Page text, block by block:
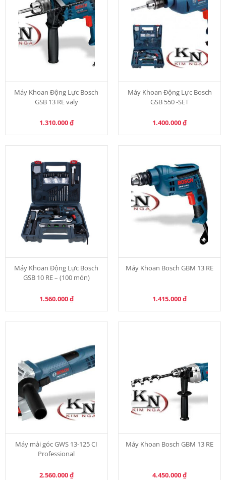
Máy Khoan Động Lực Bosch
GSB 13 RE valy
1.310.000₫
Máy Khoan Động Lực Bosch
GSB 550 -SET
1.400.000₫
Máy Khoan Động Lực Bosch
GSB 10 RE – (100 món)
1.560.000₫
Máy Khoan Bosch GBM 13 RE
1.415.000₫
Máy mài góc GWS 13-125 CI
Professional
2.560.000₫
Máy Khoan Bosch GBM 13 RE
4.450.000₫